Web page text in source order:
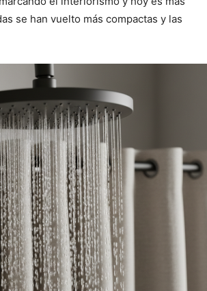
se han vuelto más compactas y las